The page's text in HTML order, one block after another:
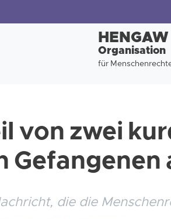
HENGAW
Organisation
für
von zwei
Gefangenen
die die